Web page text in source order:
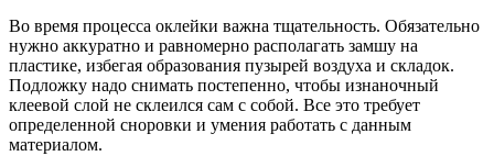
Во время процесса оклейки важна тщательность. Обязательно
нужно аккуратно и равномерно располагать замшу на
пластике, избегая образования пузырей воздуха и складок.
Подложку надо снимать постепенно, чтобы изнаночный
клеевой слой не склеился сам с собой. Все это требует
определенной сноровки и умения работать с данным
материалом.